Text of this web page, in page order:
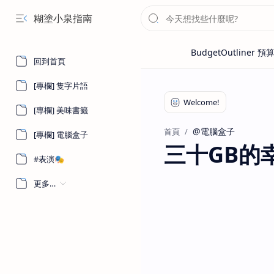
糊塗小泉指南
回到首頁
[專欄] 隻字片語
[專欄] 美味書籤
[專欄] 電腦盒子
#表演🎭
更多…
首頁 @電腦盒子
三十GB的